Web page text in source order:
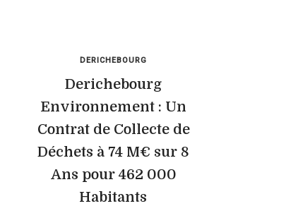
DERICHEBOURG
Derichebourg
Environnement : Un
Contrat de Collecte de
Déchets à 74 M€ sur 8
Ans pour 462 000
Habitants